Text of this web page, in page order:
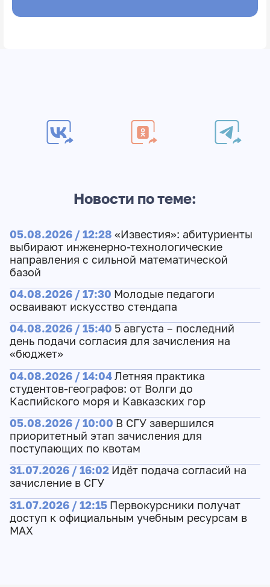
Новости по теме:
05.08.2026 / 12:28 «Известия»: абитуриенты
выбирают инженерно-технологические
направления с сильной математической
базой
04.08.2026 / 17:30 Молодые педагоги
осваивают искусство стендапа
04.08.2026 / 15:40 5 августа – последний
день подачи согласия для зачисления на
«бюджет»
04.08.2026 / 14:04Летняя практика
студентов-географов: от Волги до
Каспийского моря и Кавказских гор
05.08.2026 / 10:00 В СГУ завершился
приоритетный этап зачисления для
поступающих по квотам
31.07.2026 / 16:02 Идёт подача согласий на
зачисление в СГУ
31.07.2026 / 12:15 Первокурсники получат
доступ к официальным учебным ресурсам в
МАХ